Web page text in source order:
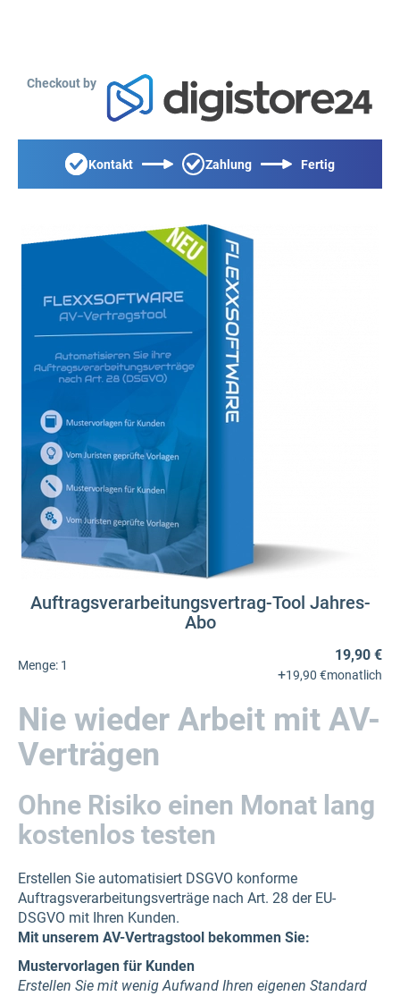
Checkout by
Kontakt Zahlung Fertig
Auftragsverarbeitungsvertrag-Tool Jahres-
Abo
Menge: 1
19,90 €
+19,90 €monatlich
Nie wieder Arbeit mit AV-
Verträgen
Ohne Risiko einen Monat lang
kostenlos testen
Erstellen Sie automatisiert DSGVO konforme
Auftragsverarbeitungsverträge nach Art. 28 der EU-
DSGVO mit Ihren Kunden.
Mit unserem AV-Vertragstool bekommen Sie:
Mustervorlagen für Kunden
Erstellen Sie mit wenig Aufwand Ihren eigenen Standard